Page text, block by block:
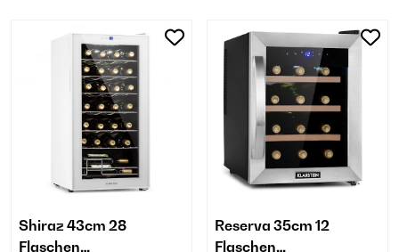
Shiraz 43cm 28
Flaschen
Reserva 35cm 12
Flaschen